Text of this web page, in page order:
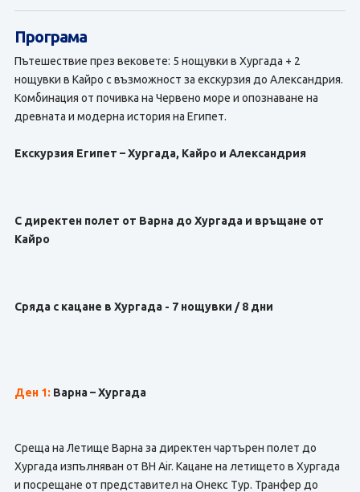
Програма
Пътешествие през вековете: 5 нощувки в Хургада + 2
нощувки в Кайро с възможност за екскурзия до Александрия.
Комбинация от почивка на Червено море и опознаване на
древната и модерна история на Египет.
Екскурзия Египет – Хургада, Кайро и Александрия
С директен полет от Варна до Хургада и връщане от
Кайро
Сряда с кацане в Хургада - 7 нощувки / 8 дни
Ден 1: Варна – Хургада
Среща на Летище Варна за директен чартърен полет до
Хургада изпълняван от BH Air. Кацане на летището в Хургада
и посрещане от представител на Онекс Тур. Транфер до